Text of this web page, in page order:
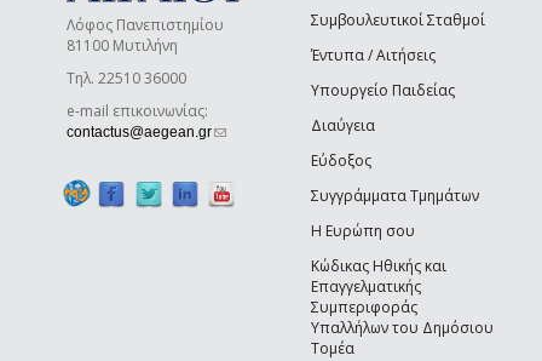
Λόφος Πανεπιστημίου
81100 Μυτιλήνη
Τηλ. 22510 36000
e-mail επικοινωνίας:
contactus@aegean.gr(link sends e-mail)
Συμβουλευτικοί Σταθμοί
Έντυπα / Αιτήσεις
Υπουργείο Παιδείας
Διαύγεια
Εύδοξος
Συγγράμματα Τμημάτων
Η Ευρώπη σου
Κώδικας Ηθικής και
Επαγγελματικής
Συμπεριφοράς
Υπαλλήλων του Δημόσιου
Τομέα